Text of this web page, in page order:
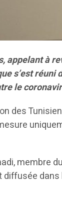
appelant à
s’est
le
des